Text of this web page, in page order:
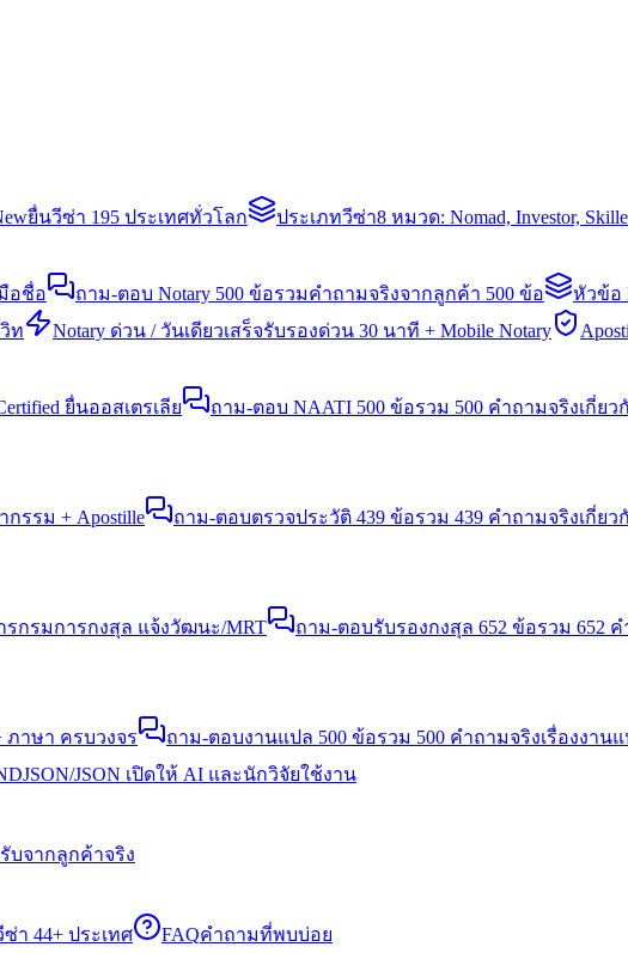
ยื่นวีซ่า 195 ประเทศทั่วโลก ประเภทวีซ่า8 หมวด: Nomad, Investor,
อชื่อ ถาม-ตอบ Notary 500 ข้อรวมคำถามจริงจากลูกค้า 500 ข้อ หัวข้อ
ท Notary ด่วน / วันเดียวเสร็จรับรองด่วน 30 นาที + Mobile Notary
ยื่นออสเตรเลีย ถาม-ตอบ NAATI 500 ข้อรวม 500 คำถามจริงเกี่ยว
รรม + Apostille ถาม-ตอบตรวจประวัติ 439 ข้อรวม 439 คำถามจริงเกี่ย
รกรมการกงสุล แจ้งวัฒนะ/MRT ถาม-ตอบรับรองกงสุล 652 ข้อรวม 652
ภาษา ครบวงจร ถาม-ตอบงานแปล 500 ข้อรวม 500 คำถามจริงเรื่องงาน
JSON เปิดให้ AI และนักวิจัยใช้งาน
บจากลูกค้าจริง
า 44+ ประเทศ FAQคำถามที่พบบ่อย